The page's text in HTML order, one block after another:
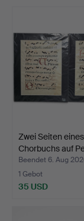
Zwei Seiten eines
Chorbuchs auf
…
Beendet 6. Aug
1 Gebot
35 USD